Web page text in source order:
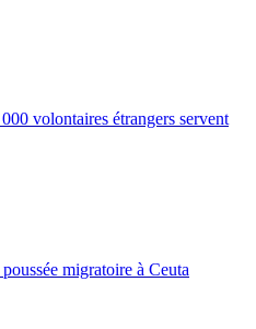
volontaires étrangers servent
migratoire à Ceuta